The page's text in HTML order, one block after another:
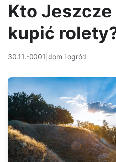
Kto Jeszcze
kupić
30.11.-0001 dom i ogród